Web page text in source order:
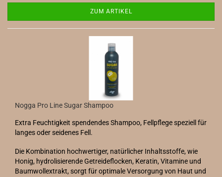
ZUM ARTIKEL
Nogga Pro Line Sugar Shampoo
Extra Feuchtigkeit spendendes Shampoo, Fellpflege speziell für
langes oder seidenes Fell.
Die Kombination hochwertiger, natürlicher Inhaltsstoffe, wie
Honig, hydrolisierende Getreideflocken, Keratin, Vitamine und
Baumwollextrakt, sorgt für optimale Versorgung von Haut und